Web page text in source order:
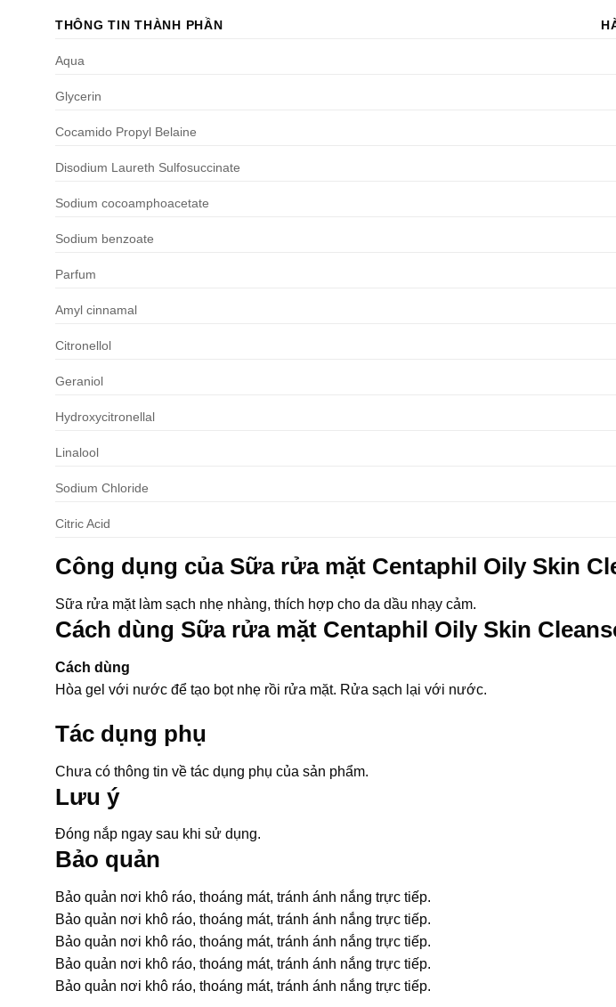
THÔNG TIN THÀNH PHẦN
Aqua
Glycerin
Cocamido Propyl Belaine
Disodium Laureth Sulfosuccinate
Sodium cocoamphoacetate
Sodium benzoate
Parfum
Amyl cinnamal
Citronellol
Geraniol
Hydroxycitronellal
Linalool
Sodium Chloride
Citric Acid
Công dụng của Sữa rửa mặt Centaphil Oily Skin
Sữa rửa mặt làm sạch nhẹ nhàng, thích hợp cho da dầu nhạy cảm.
Cách dùng Sữa rửa mặt Centaphil Oily Skin
Cách dùng
Hòa gel với nước để tạo bọt nhẹ rồi rửa mặt. Rửa sạch lại với nước.
Tác dụng phụ
Chưa có thông tin về tác dụng phụ của sản phẩm.
Lưu ý
Đóng nắp ngay sau khi sử dụng.
Bảo quản
Bảo quản nơi khô ráo, thoáng mát, tránh ánh nắng trực tiếp.
Bảo quản nơi khô ráo, thoáng mát, tránh ánh nắng trực tiếp.
Bảo quản nơi khô ráo, thoáng mát, tránh ánh nắng trực tiếp.
Bảo quản nơi khô ráo, thoáng mát, tránh ánh nắng trực tiếp.
Bảo quản nơi khô ráo, thoáng mát, tránh ánh nắng trực tiếp.